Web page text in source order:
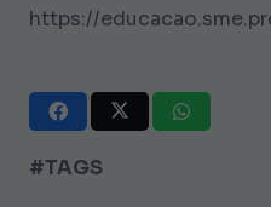
https://
#TAGS